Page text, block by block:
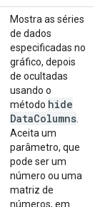
Mostra as séries
de dados
especificadas no
gráfico, depois
de ocultadas
usando o
método hide
DataColumns
Aceita um
parâmetro, que
pode ser um
número ou uma
matriz de
números, em